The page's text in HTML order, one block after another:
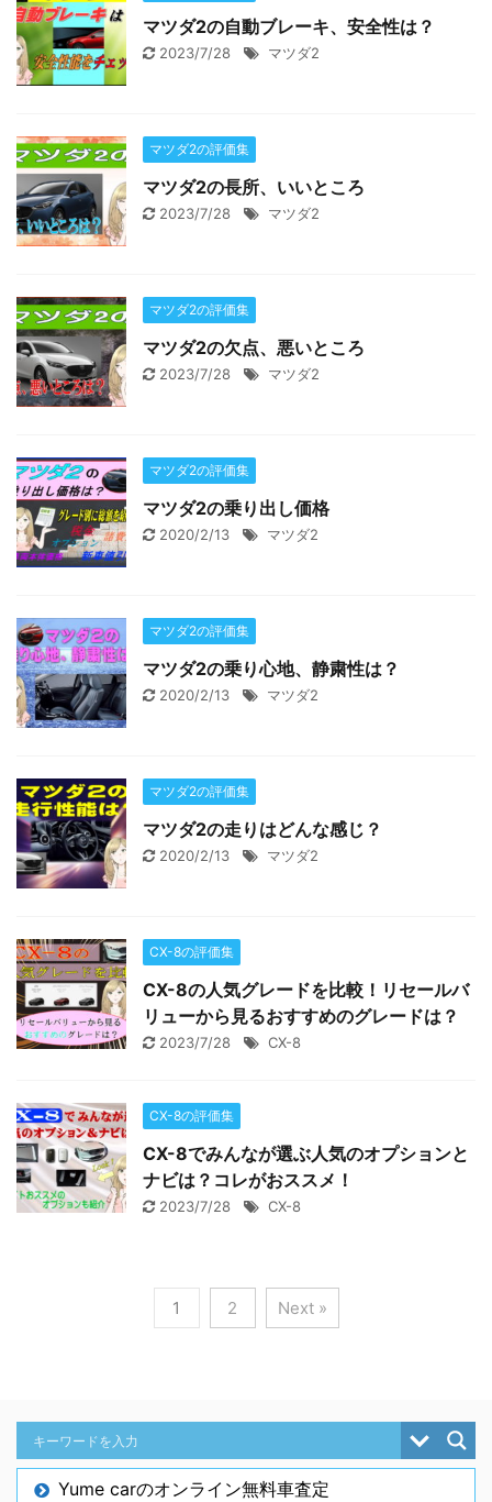
マツダ2の自動ブレーキ、安全性は？
2023/7/28 マツダ2
マツダ2の評価集
マツダ2の長所、いいところ
2023/7/28 マツダ2
マツダ2の評価集
マツダ2の欠点、悪いところ
2023/7/28 マツダ2
マツダ2の評価集
マツダ2の乗り出し価格
2020/2/13 マツダ2
マツダ2の評価集
マツダ2の乗り心地、静粛性は？
2020/2/13 マツダ2
マツダ2の評価集
マツダ2の走りはどんな感じ？
2020/2/13 マツダ2
CX-8の評価集
CX-8の人気グレードを比較！リセールバ
リューから見るおすすめのグレードは？
2023/7/28 CX-8
CX-8の評価集
CX-8でみんなが選ぶ人気のオプションと
ナビは？コレがおススメ！
2023/7/28 CX-8
1 2 Next »
Yume carのオンライン無料車査定